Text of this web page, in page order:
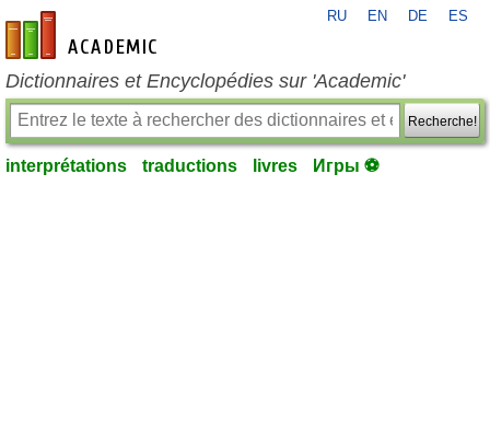
fr-academic.com
RU EN DE ES
Dictionnaires et Encyclopédies sur 'Academic'
Recherche!
interprétations traductions livres Игры ⚽